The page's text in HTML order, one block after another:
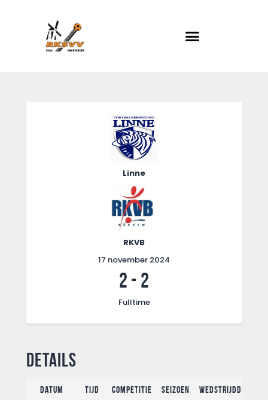
Evenementen
Foto album
Linne
RKVB
17 november 2024
2 - 2
Fulltime
Details
Datum Tijd Competitie Seizoen Wedstrijddag